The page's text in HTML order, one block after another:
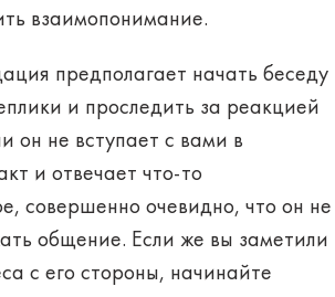
взаимопонимание.
предполагает начать беседу
и проследить за реакцией
он не вступает с вами в
и отвечает что-то
совершенно очевидно, что он не
общение. Если же вы заметили
с его стороны, начинайте